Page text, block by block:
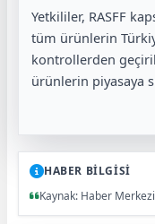
Yetkililer, RASFF
tüm ürünlerin
kontrollerden
ürünlerin piyasaya
HABER BİLGİSİ
Kaynak: Haber Merkezi